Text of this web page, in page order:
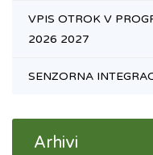
VPIS OTROK V
2026 2027
SENZORNA
Arhivi